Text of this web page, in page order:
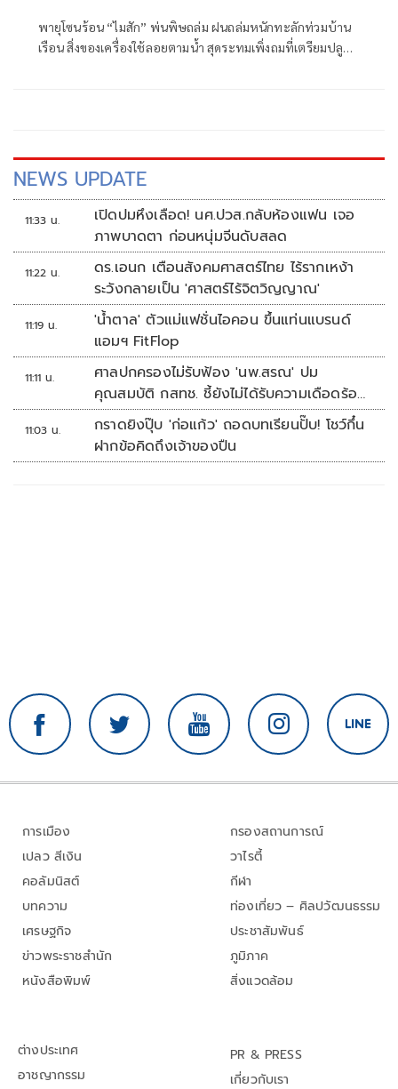
พายุโซนร้อน “ไมสัก” พ่นพิษถล่ม ฝนถล่มหนักทะลักท่วมบ้าน
เรือน สิ่งของเครื่องใช้ลอยตามน้ำ สุดระทมเพิ่งถมที่เตรียมปลูก
NEWS UPDATE
11:33 น.
เปิดปมหึงเลือด! นศ.ปวส.กลับห้องแฟน เจอ
ภาพบาดตา ก่อนหนุ่มจีนดับสลด
11:22 น.
ดร.เอนก เตือนสังคมศาสตร์ไทย ไร้รากเหง้า
ระวังกลายเป็น 'ศาสตร์ไร้จิตวิญญาณ'
11:19 น.
'น้ำตาล' ตัวแม่แฟชั่นไอคอน ขึ้นแท่นแบรนด์
แอมฯ FitFlop
11:11 น.
ศาลปกครองไม่รับฟ้อง 'นพ.สรณ' ปม
คุณสมบัติ กสทช. ชี้ยังไม่ได้รับความเดือดร้อน
เสียหาย
11:03 น.
กราดยิงปุ๊บ 'ก่อแก้ว' ถอดบทเรียนปั๊บ! โชว์กึ๋น
ฝากข้อคิดถึงเจ้าของปืน
การเมือง
เปลว สีเงิน
คอลัมนิสต์
บทความ
เศรษฐกิจ
ข่าวพระราชสำนัก
หนังสือพิมพ์
กรองสถานการณ์
วาไรตี้
กีฬา
ท่องเที่ยว – ศิลปวัฒนธรรม
ประชาสัมพันธ์
ภูมิภาค
สิ่งแวดล้อม
ต่างประเทศ
อาชญากรรม
PR & PRESS
เกี่ยวกับเรา